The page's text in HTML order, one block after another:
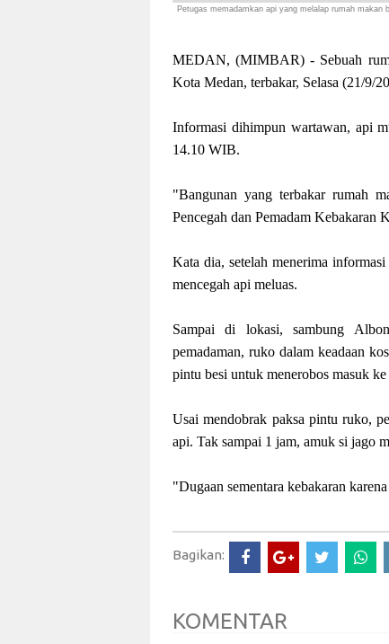
Petugas memadamkan api yang melalap rumah makan
MEDAN, (MIMBAR) - Sebuah
Kota Medan, terbakar, Selasa (21/9/
Informasi dihimpun wartawan, api
14.10 WIB.
"Bangunan yang terbakar rumah
Pencegah dan Pemadam Kebakaran
Kata dia, setelah menerima
mencegah api meluas.
Sampai di lokasi, sambung
pemadaman, ruko dalam keadaan
pintu besi untuk menerobos masuk
Usai mendobrak paksa pintu ruko,
api. Tak sampai 1 jam, amuk si jago
"Dugaan sementara kebakaran
Bagikan:
KOMENTAR